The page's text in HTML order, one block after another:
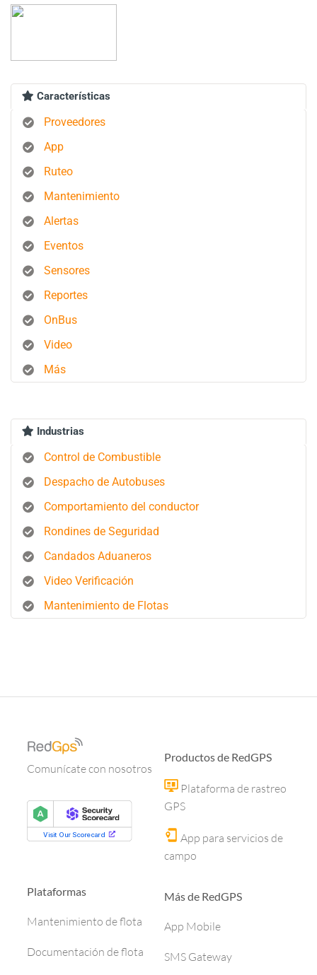
Características
Proveedores
App
Ruteo
Mantenimiento
Alertas
Eventos
Sensores
Reportes
OnBus
Video
Más
Industrias
Control de Combustible
Despacho de Autobuses
Comportamiento del conductor
Rondines de Seguridad
Candados Aduaneros
Video Verificación
Mantenimiento de Flotas
Comunícate con nosotros
Plataformas
Mantenimiento de flota
Documentación de flota
Productos de RedGPS
Plataforma de rastreo
GPS
App para servicios de
campo
Más de RedGPS
App Mobile
SMS Gateway